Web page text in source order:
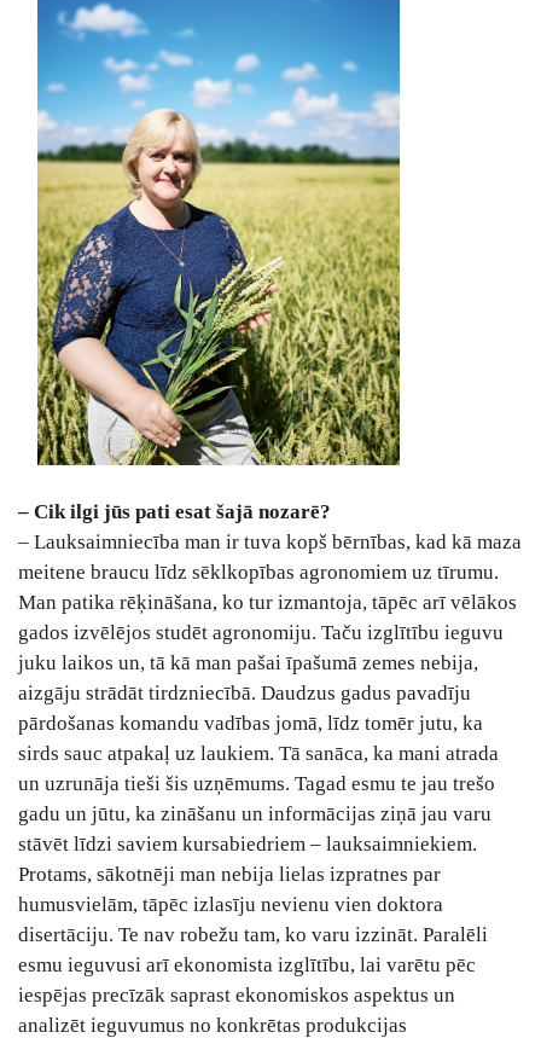
– Cik ilgi jūs pati esat šajā nozarē?
– Lauksaimniecība man ir tuva kopš bērnības, kad kā maza
meitene braucu līdz sēklkopības agronomiem uz tīrumu.
Man patika rēķināšana, ko tur izmantoja, tāpēc arī vēlākos
gados izvēlējos studēt agronomiju. Taču izglītību ieguvu
juku laikos un, tā kā man pašai īpašumā zemes nebija,
aizgāju strādāt tirdzniecībā. Daudzus gadus pavadīju
pārdošanas komandu vadības jomā, līdz tomēr jutu, ka
sirds sauc atpakaļ uz laukiem. Tā sanāca, ka mani atrada
un uzrunāja tieši šis uzņēmums. Tagad esmu te jau trešo
gadu un jūtu, ka zināšanu un informācijas ziņā jau varu
stāvēt līdzi saviem kursabiedriem – lauksaimniekiem.
Protams, sākotnēji man nebija lielas izpratnes par
humusvielām, tāpēc izlasīju nevienu vien doktora
disertāciju. Te nav robežu tam, ko varu izzināt. Paralēli
esmu ieguvusi arī ekonomista izglītību, lai varētu pēc
iespējas precīzāk saprast ekonomiskos aspektus un
analizēt ieguvumus no konkrētas produkcijas